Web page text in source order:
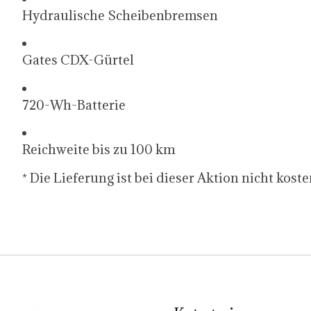
Hydraulische Scheibenbremsen
Gates CDX-Gürtel
720-Wh-Batterie
Reichweite bis zu 100 km
* Die Lieferung ist bei dieser Aktion nicht